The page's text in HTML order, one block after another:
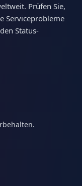
Prüfen Sie,
Serviceprobleme
Status-